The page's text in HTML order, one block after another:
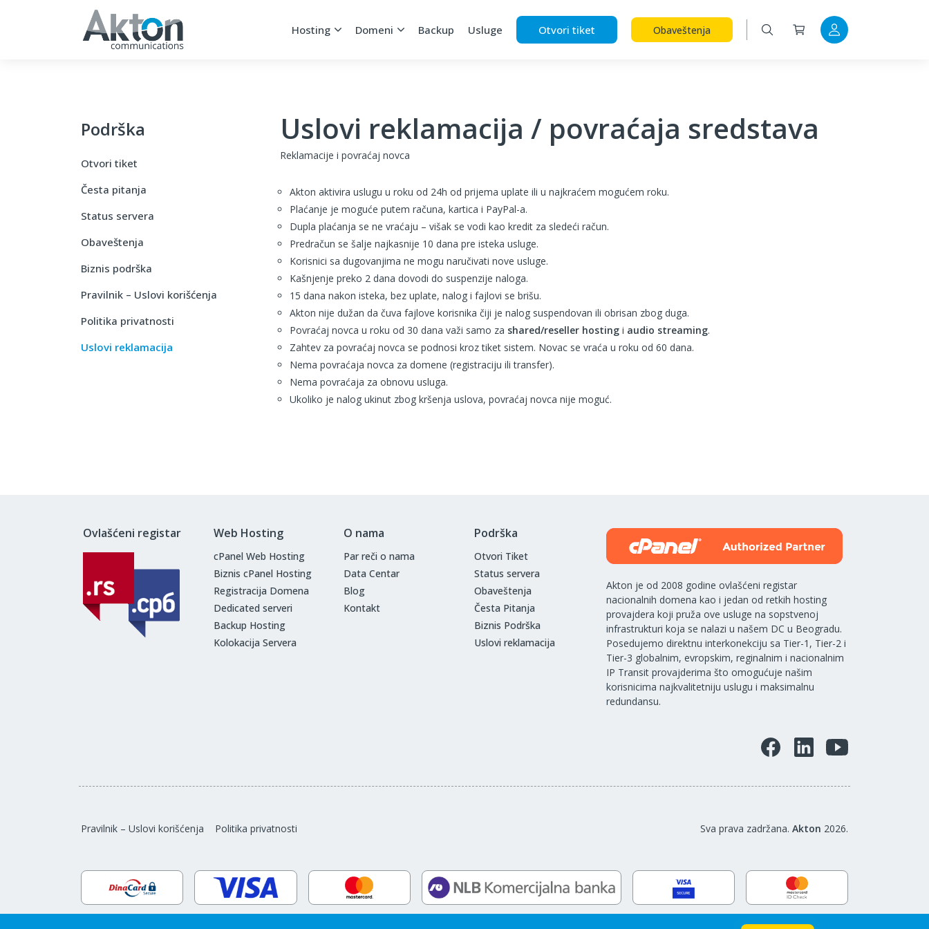
Hosting Domeni Backup Usluge Otvori tiket Obaveštenja
Podrška
Otvori tiket
Česta pitanja
Status servera
Obaveštenja
Biznis podrška
Pravilnik – Uslovi korišćenja
Politika privatnosti
Uslovi reklamacija
Uslovi reklamacija / povraćaja sredstava
Reklamacije i povraćaj novca
Akton aktivira uslugu u roku od 24h od prijema uplate ili u najkraćem mogućem roku.
Plaćanje je moguće putem računa, kartica i PayPal-a.
Dupla plaćanja se ne vraćaju – višak se vodi kao kredit za sledeći račun.
Predračun se šalje najkasnije 10 dana pre isteka usluge.
Korisnici sa dugovanjima ne mogu naručivati nove usluge.
Kašnjenje preko 2 dana dovodi do suspenzije naloga.
15 dana nakon isteka, bez uplate, nalog i fajlovi se brišu.
Akton nije dužan da čuva fajlove korisnika čiji je nalog suspendovan ili obrisan zbog duga.
Povraćaj novca u roku od 30 dana važi samo za shared/reseller hosting i audio streaming.
Zahtev za povraćaj novca se podnosi kroz tiket sistem. Novac se vraća u roku od 60 dana.
Nema povraćaja novca za domene (registraciju ili transfer).
Nema povraćaja za obnovu usluga.
Ukoliko je nalog ukinut zbog kršenja uslova, povraćaj novca nije moguć.
Ovlašćeni registar Web Hosting
cPanel Web Hosting
Biznis cPanel Hosting
Registracija Domena
Dedicated serveri
Backup Hosting
Kolokacija Servera
O nama
Par reči o nama
Data Centar
Blog
Kontakt
Podrška
Otvori Tiket
Status servera
Obaveštenja
Česta Pitanja
Biznis Podrška
Uslovi reklamacija
Akton je od 2008 godine ovlašćeni registar
nacionalnih domena kao i jedan od retkih hosting
provajdera koji pruža ove usluge na sopstvenoj
infrastrukturi koja se nalazi u našem DC u Beogradu.
Posedujemo direktnu interkonekciju sa Tier-1, Tier-2 i
Tier-3 globalnim, evropskim, reginalnim i nacionalnim
IP Transit provajderima što omogućuje našim
korisnicima najkvalitetniju uslugu i maksimalnu
redundansu.
Pravilnik – Uslovi korišćenja Politika privatnosti Sva prava zadržana. Akton 2026.